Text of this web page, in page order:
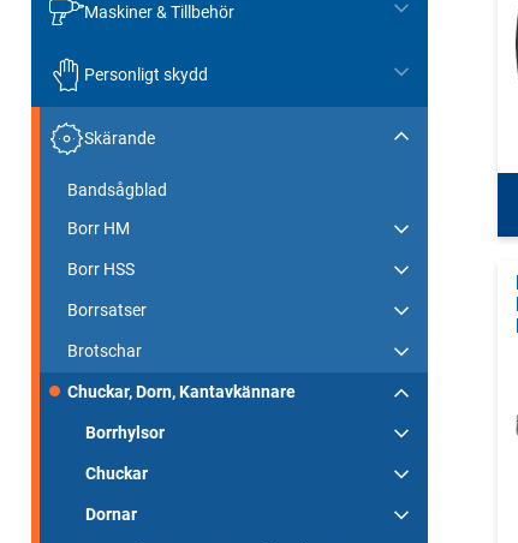
Maskiner & Tillbehör
Personligt skydd
Skärande
Bandsågblad
Borr HM
Borr HSS
Borrsatser
Brotschar
Chuckar, Dorn, Kantavkännare
Borrhylsor
Chuckar
Dornar